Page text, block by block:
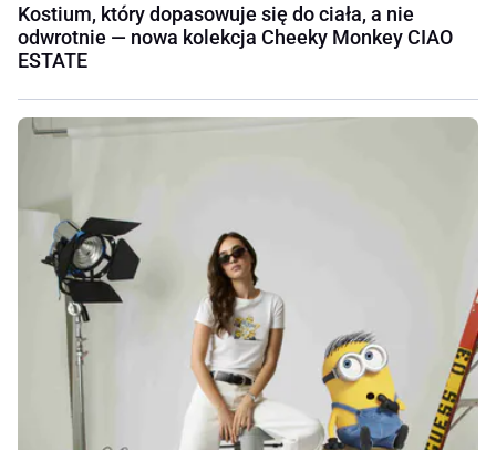
Kostium, który dopasowuje się do ciała, a nie
odwrotnie — nowa kolekcja Cheeky Monkey CIAO
ESTATE